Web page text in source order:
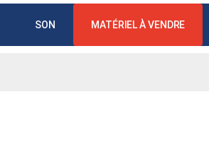
SON MATÉRIEL À VENDRE